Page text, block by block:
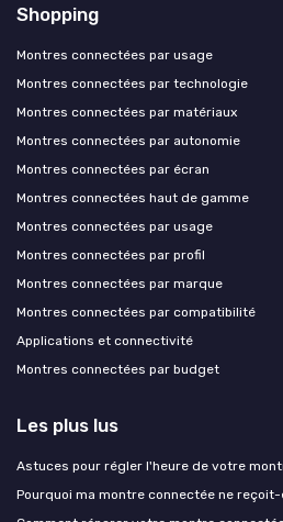
Shopping
Montres connectées par usage
Montres connectées par technologie
Montres connectées par matériaux
Montres connectées par autonomie
Montres connectées par écran
Montres connectées haut de gamme
Montres connectées par usage
Montres connectées par profil
Montres connectées par marque
Montres connectées par compatibilité
Applications et connectivité
Montres connectées par budget
Les plus lus
Astuces pour régler l'heure de votre
Pourquoi ma montre connectée ne reçoit-